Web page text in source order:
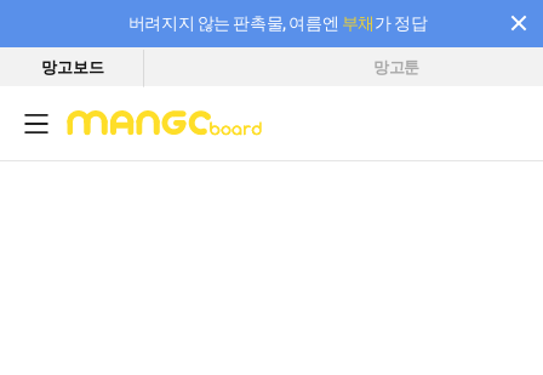
버려지지 않는 판촉물, 여름엔 부채가 정답
필요한 만큼 충전하고 끊김 없이 작업하세요! 새로워진 AI 부스터 요금제
망고보드 망고툰